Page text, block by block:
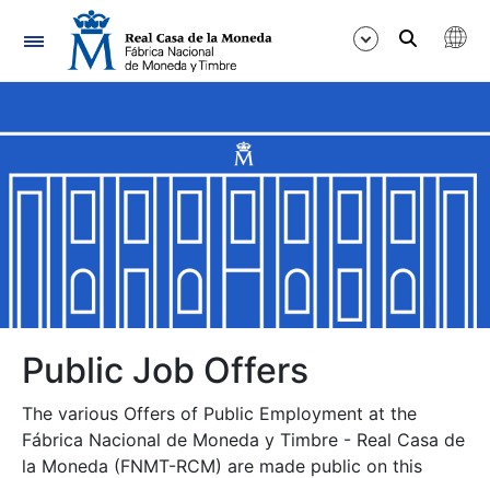
Navigation
Show/Hide
Show/Hide
Show/Hide
Show/Hide
Public Job Offers
The various Offers of Public Employment at the
Fábrica Nacional de Moneda y Timbre - Real Casa de
la Moneda (FNMT-RCM) are made public on this